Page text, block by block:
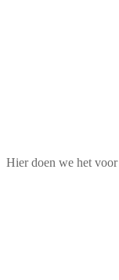
Hier doen we het